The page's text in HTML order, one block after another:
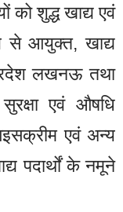
को शुद्ध खाद्य एवं
से आयुक्त, खाद्य
लखनऊ तथा
एवं औषधि
एवं अन्य
पदार्थों के नमूने